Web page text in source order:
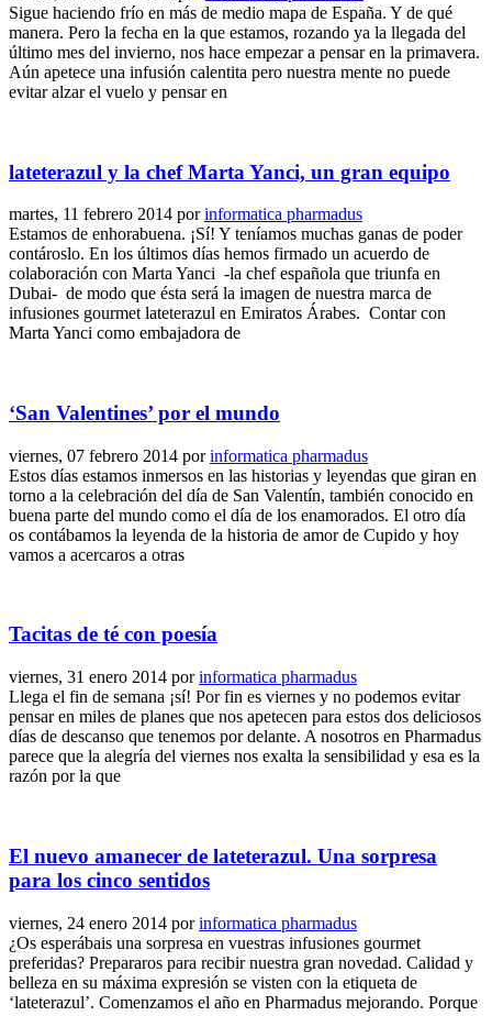
Sigue haciendo frío en más de medio mapa de España. Y de qué
manera. Pero la fecha en la que estamos, rozando ya la llegada del
último mes del invierno, nos hace empezar a pensar en la primavera.
Aún apetece una infusión calentita pero nuestra mente no puede
evitar alzar el vuelo y pensar en
lateterazul y la chef Marta Yanci, un gran equipo
martes, 11 febrero 2014 porinformatica pharmadus
Estamos de enhorabuena. ¡Sí! Y teníamos muchas ganas de poder
contároslo. En los últimos días hemos firmado un acuerdo de
colaboración con Marta Yanci -la chef española que triunfa en
Dubai- de modo que ésta será la imagen de nuestra marca de
infusiones gourmet lateterazul en Emiratos Árabes. Contar con
Marta Yanci como embajadora de
‘San Valentines’ por el mundo
viernes, 07 febrero 2014 porinformatica pharmadus
Estos días estamos inmersos en las historias y leyendas que giran en
torno a la celebración del día de San Valentín, también conocido en
buena parte del mundo como el día de los enamorados. El otro día
os contábamos la leyenda de la historia de amor de Cupido y hoy
vamos a acercaros a otras
Tacitas de té con poesía
viernes, 31 enero 2014 porinformatica pharmadus
Llega el fin de semana ¡sí! Por fin es viernes y no podemos evitar
pensar en miles de planes que nos apetecen para estos dos deliciosos
días de descanso que tenemos por delante. A nosotros en Pharmadus
parece que la alegría del viernes nos exalta la sensibilidad y esa es la
razón por la que
El nuevo amanecer de lateterazul. Una sorpresa
para los cinco sentidos
viernes, 24 enero 2014 porinformatica pharmadus
¿Os esperábais una sorpresa en vuestras infusiones gourmet
preferidas? Prepararos para recibir nuestra gran novedad. Calidad y
belleza en su máxima expresión se visten con la etiqueta de
‘lateterazul’. Comenzamos el año en Pharmadus mejorando. Porque